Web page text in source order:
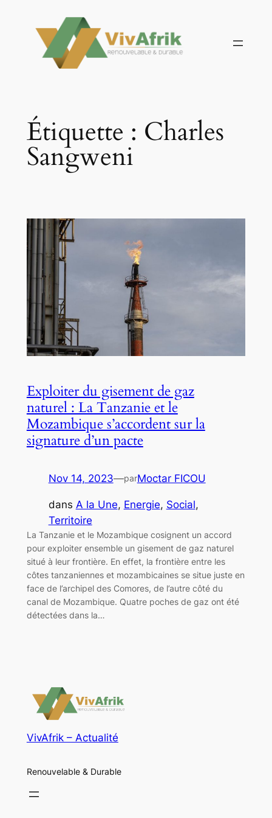
contenu
Étiquette : Charles
Sangweni
Exploiter du gisement de gaz
naturel : La Tanzanie et le
Mozambique s’accordent sur la
signature d’un pacte
Nov 14, 2023—parMoctar FICOU
dans A la Une, Energie, Social
Territoire
La Tanzanie et le Mozambique cosignent un accord
pour exploiter ensemble un gisement de gaz naturel
situé à leur frontière. En effet, la frontière entre les
côtes tanzaniennes et mozambicaines se situe juste en
face de l’archipel des Comores, de l’autre côté du
canal de Mozambique. Quatre poches de gaz ont été
détectées dans la…
VivAfrik – Actualité
Renouvelable & Durable